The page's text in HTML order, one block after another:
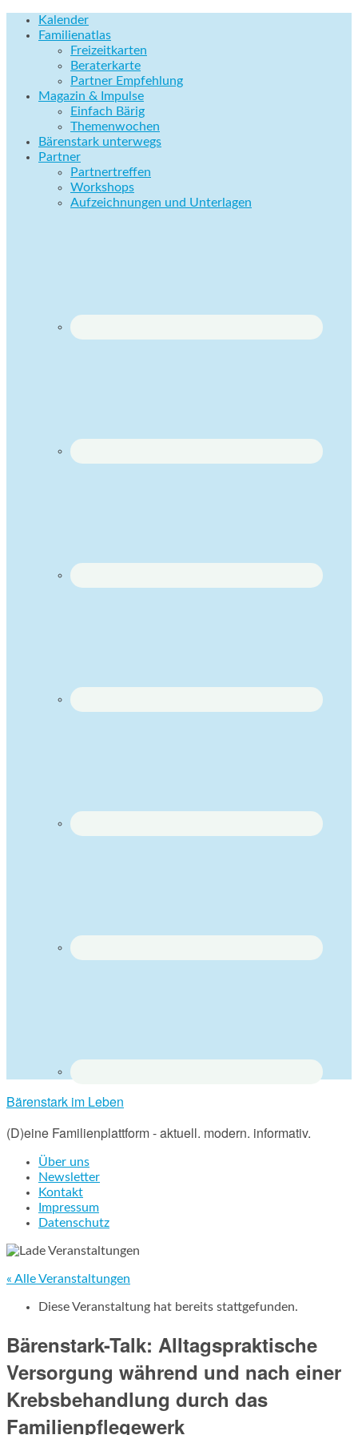
Kalender
Familienatlas
Freizeitkarten
Beraterkarte
Partner Empfehlung
Magazin & Impulse
Einfach Bärig
Themenwochen
Bärenstark unterwegs
Partner
Partnertreffen
Workshops
Aufzeichnungen und Unterlagen
Bärenstark im Leben
(D)eine Familienplattform - aktuell. modern. informativ.
Über uns
Newsletter
Kontakt
Impressum
Datenschutz
« Alle Veranstaltungen
Diese Veranstaltung hat bereits stattgefunden.
Bärenstark-Talk: Alltagspraktische
Versorgung während und nach einer
Krebsbehandlung durch das
Familienpflegewerk